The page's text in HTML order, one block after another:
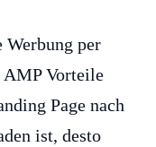
Werbung per
AMP Vorteile
Page nach
ist, desto